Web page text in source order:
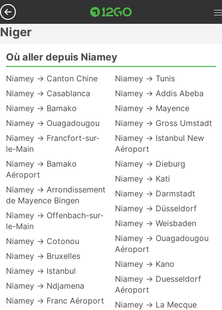
Niger
Où aller depuis Niamey
Niamey → Canton Chine
Niamey → Casablanca
Niamey → Bamako
Niamey → Ouagadougou
Niamey → Francfort-sur-
le-Main
Niamey → Bamako
Aéroport
Niamey → Arrondissement
de Mayence Bingen
Niamey → Offenbach-sur-
le-Main
Niamey → Cotonou
Niamey → Bruxelles
Niamey → Istanbul
Niamey → Ndjamena
Niamey → Franc Aéroport
Niamey → Tunis
Niamey → Addis Abeba
Niamey → Mayence
Niamey → Gross Umstadt
Niamey → Istanbul New
Aéroport
Niamey → Dieburg
Niamey → Kati
Niamey → Darmstadt
Niamey → Düsseldorf
Niamey → Weisbaden
Niamey → Ouagadougou
Aéroport
Niamey → Kano
Niamey → Duesseldorf
Aéroport
Niamey → La Mecque